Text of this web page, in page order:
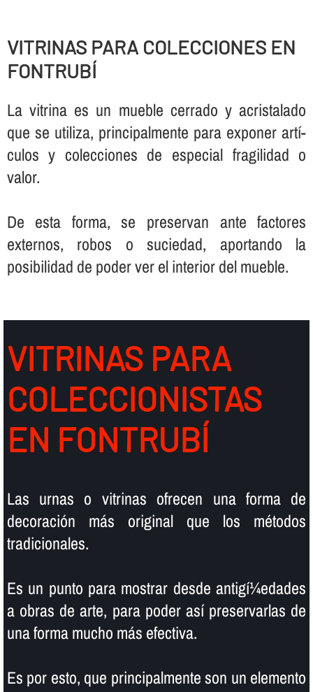
VITRINAS PARA COLECCIONES EN
FONTRUBÍ
La vitrina es un mueble cerrado y acristalado
que se utiliza, principalmente para exponer artí­
culos y colecciones de especial fragilidad o
valor.
De esta forma, se preservan ante factores
externos, robos o suciedad, aportando la
posibilidad de poder ver el interior del mueble.
VITRINAS PARA
COLECCIONISTAS
EN FONTRUBÍ
Las urnas o vitrinas ofrecen una forma de
decoración más original que los métodos
tradicionales.
Es un punto para mostrar desde antigí¼edades
a obras de arte, para poder así­ preservarlas de
una forma mucho más efectiva.
Es por esto, que principalmente son un elemento